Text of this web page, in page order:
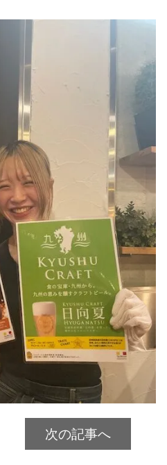
次の記事へ